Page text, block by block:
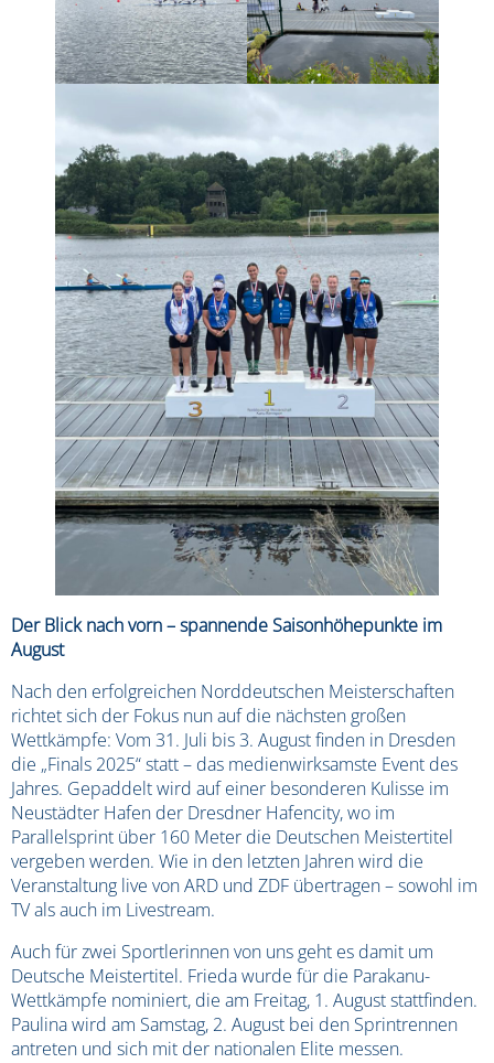
Der Blick nach vorn – spannende Saisonhöhepunkte im
August
Nach den erfolgreichen Norddeutschen Meisterschaften
richtet sich der Fokus nun auf die nächsten großen
Wettkämpfe: Vom 31. Juli bis 3. August finden in Dresden
die „Finals 2025“ statt – das medienwirksamste Event des
Jahres. Gepaddelt wird auf einer besonderen Kulisse im
Neustädter Hafen der Dresdner Hafencity, wo im
Parallelsprint über 160 Meter die Deutschen Meistertitel
vergeben werden. Wie in den letzten Jahren wird die
Veranstaltung live von ARD und ZDF übertragen – sowohl im
TV als auch im Livestream.
Auch für zwei Sportlerinnen von uns geht es damit um
Deutsche Meistertitel. Frieda wurde für die Parakanu-
Wettkämpfe nominiert, die am Freitag, 1. August stattfinden.
Paulina wird am Samstag, 2. August bei den Sprintrennen
antreten und sich mit der nationalen Elite messen.